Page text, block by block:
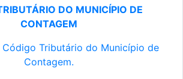
DO MUNICÍPIO DE
CONTAGEM
Tributário do Município de
Contagem.